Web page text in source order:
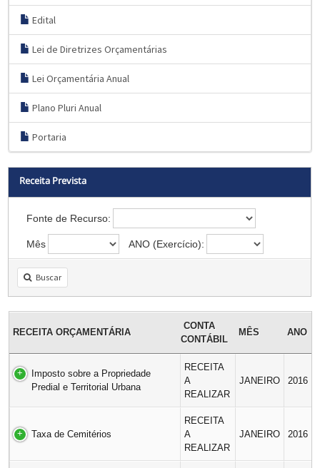
Edital
Lei de Diretrizes Orçamentárias
Lei Orçamentária Anual
Plano Pluri Anual
Portaria
Receita Prevista
Fonte de Recurso:
Mês ANO (Exercício):
Buscar
RECEITA ORÇAMENTÁRIA
CONTA
CONTÁBIL
MÊS ANO
Imposto sobre a Propriedade
Predial e Territorial Urbana
RECEITA
A
REALIZAR
JANEIRO 2016
Taxa de Cemitérios
RECEITA
A
REALIZAR
JANEIRO 2016